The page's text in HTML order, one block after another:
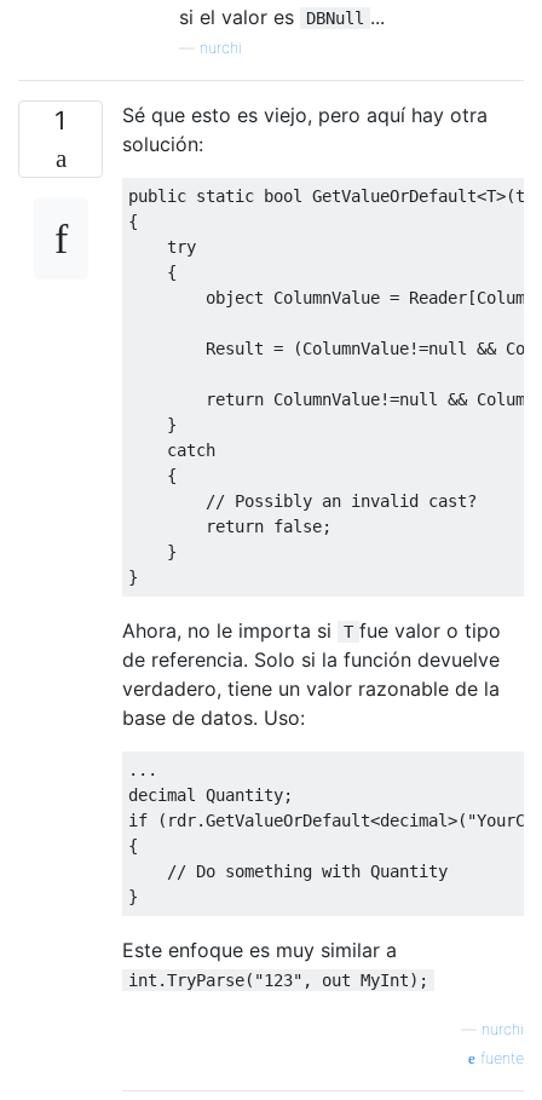
si el valor es DBNull ...
nurchi
1
Sé que esto es viejo, pero aquí hay otra
solución:
public static bool GetValueOrDefault<T>(
{
try
{
object
ColumnValue = Reader[
Result = (ColumnValue!=null &&
return ColumnValue!=null &&
}
catch
{
// Possibly an invalid cast?
return false;
}
}
Ahora, no le importa si T fue valor o tipo
de referencia. Solo si la función devuelve
verdadero, tiene un valor razonable de la
base de datos. Uso:
...
decimal
Quantity;
if
( rdr.GetValueOrDefault<decimal>(
{
// Do something with Quantity
}
Este enfoque es muy similar a
int.TryParse("123", out MyInt);
nurchi
fuente